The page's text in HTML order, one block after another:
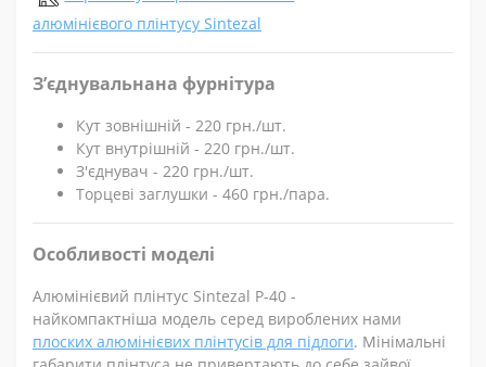
алюмінієвого плінтусу Sintezal
З’єднувальнана фурнітура
Кут зовнішній - 220 грн./шт.
Кут внутрішній - 220 грн./шт.
З'єднувач - 220 грн./шт.
Торцеві заглушки - 460 грн./пара.
Особливості моделі
Алюмінієвий плінтус Sintezal P-40 -
найкомпактніша модель серед вироблених нами
плоских алюмінієвих плінтусів для підлоги. Мінімальні